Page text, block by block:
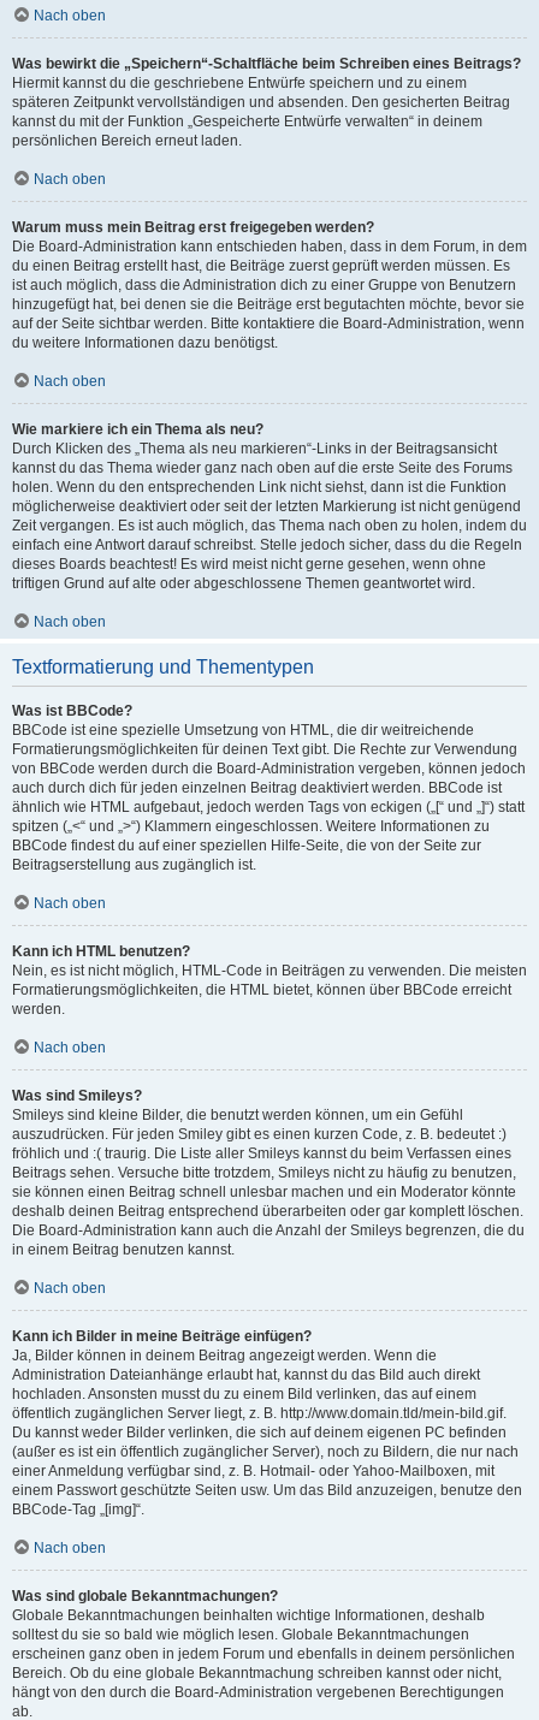
Nach oben
Was bewirkt die „Speichern“-Schaltfläche beim Schreiben eines Beitrags?
Hiermit kannst du die geschriebene Entwürfe speichern und zu einem
späteren Zeitpunkt vervollständigen und absenden. Den gesicherten Beitrag
kannst du mit der Funktion „Gespeicherte Entwürfe verwalten“ in deinem
persönlichen Bereich erneut laden.
Nach oben
Warum muss mein Beitrag erst freigegeben werden?
Die Board-Administration kann entschieden haben, dass in dem Forum, in dem
du einen Beitrag erstellt hast, die Beiträge zuerst geprüft werden müssen. Es
ist auch möglich, dass die Administration dich zu einer Gruppe von Benutzern
hinzugefügt hat, bei denen sie die Beiträge erst begutachten möchte, bevor sie
auf der Seite sichtbar werden. Bitte kontaktiere die Board-Administration, wenn
du weitere Informationen dazu benötigst.
Nach oben
Wie markiere ich ein Thema als neu?
Durch Klicken des „Thema als neu markieren“-Links in der Beitragsansicht
kannst du das Thema wieder ganz nach oben auf die erste Seite des Forums
holen. Wenn du den entsprechenden Link nicht siehst, dann ist die Funktion
möglicherweise deaktiviert oder seit der letzten Markierung ist nicht genügend
Zeit vergangen. Es ist auch möglich, das Thema nach oben zu holen, indem du
einfach eine Antwort darauf schreibst. Stelle jedoch sicher, dass du die Regeln
dieses Boards beachtest! Es wird meist nicht gerne gesehen, wenn ohne
triftigen Grund auf alte oder abgeschlossene Themen geantwortet wird.
Nach oben
Textformatierung und Thementypen
Was ist BBCode?
BBCode ist eine spezielle Umsetzung von HTML, die dir weitreichende
Formatierungsmöglichkeiten für deinen Text gibt. Die Rechte zur Verwendung
von BBCode werden durch die Board-Administration vergeben, können jedoch
auch durch dich für jeden einzelnen Beitrag deaktiviert werden. BBCode ist
ähnlich wie HTML aufgebaut, jedoch werden Tags von eckigen („[“ und „]“) statt
spitzen („<“ und „>“) Klammern eingeschlossen. Weitere Informationen zu
BBCode findest du auf einer speziellen Hilfe-Seite, die von der Seite zur
Beitragserstellung aus zugänglich ist.
Nach oben
Kann ich HTML benutzen?
Nein, es ist nicht möglich, HTML-Code in Beiträgen zu verwenden. Die meisten
Formatierungsmöglichkeiten, die HTML bietet, können über BBCode erreicht
werden.
Nach oben
Was sind Smileys?
Smileys sind kleine Bilder, die benutzt werden können, um ein Gefühl
auszudrücken. Für jeden Smiley gibt es einen kurzen Code, z. B. bedeutet :)
fröhlich und :( traurig. Die Liste aller Smileys kannst du beim Verfassen eines
Beitrags sehen. Versuche bitte trotzdem, Smileys nicht zu häufig zu benutzen,
sie können einen Beitrag schnell unlesbar machen und ein Moderator könnte
deshalb deinen Beitrag entsprechend überarbeiten oder gar komplett löschen.
Die Board-Administration kann auch die Anzahl der Smileys begrenzen, die du
in einem Beitrag benutzen kannst.
Nach oben
Kann ich Bilder in meine Beiträge einfügen?
Ja, Bilder können in deinem Beitrag angezeigt werden. Wenn die
Administration Dateianhänge erlaubt hat, kannst du das Bild auch direkt
hochladen. Ansonsten musst du zu einem Bild verlinken, das auf einem
öffentlich zugänglichen Server liegt, z. B. http://www.domain.tld/mein-bild.gif.
Du kannst weder Bilder verlinken, die sich auf deinem eigenen PC befinden
(außer es ist ein öffentlich zugänglicher Server), noch zu Bildern, die nur nach
einer Anmeldung verfügbar sind, z. B. Hotmail- oder Yahoo-Mailboxen, mit
einem Passwort geschützte Seiten usw. Um das Bild anzuzeigen, benutze den
BBCode-Tag „[img]“.
Nach oben
Was sind globale Bekanntmachungen?
Globale Bekanntmachungen beinhalten wichtige Informationen, deshalb
solltest du sie so bald wie möglich lesen. Globale Bekanntmachungen
erscheinen ganz oben in jedem Forum und ebenfalls in deinem persönlichen
Bereich. Ob du eine globale Bekanntmachung schreiben kannst oder nicht,
hängt von den durch die Board-Administration vergebenen Berechtigungen
ab.